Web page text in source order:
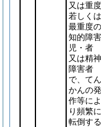
又は重度
若しくは
最重度の
知的障害
児・者
又は精神
障害者
で、てん
かんの発
作等によ
り頻繁に
転倒する